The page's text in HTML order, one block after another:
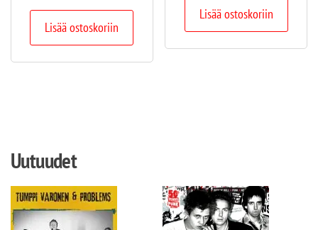
Lisää ostoskoriin
Lisää ostoskoriin
Uutuudet